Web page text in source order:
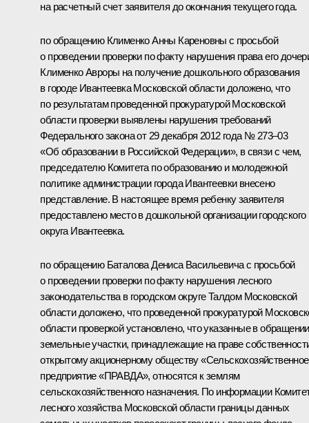
на расчетный счет заявителя до окончания текущего года.
по обращению Клименко Анны Кареновны с просьбой
о проведении проверки по факту нарушения права его
Клименко Авроры на получение дошкольного образования
в городе Ивантеевка Московской области доложено, что
по результатам проведенной прокуратурой Московской
области проверки выявлены нарушения требований
Федерального закона от 29 декабря 2012 года № 273–03
«Об образовании в Российской Федерации», в связи с чем,
председателю Комитета по образованию и молодежной
политике администрации города Ивантеевки внесено
представление. В настоящее время ребенку заявителя
предоставлено место в дошкольной организации городского
округа Ивантеевка.
по обращению Баталова Дениса Васильевича с просьбой
о проведении проверки по факту нарушения лесного
законодательства в городском округе Талдом Московской
области доложено, что проведенной прокуратурой
области проверкой установлено, что указанные в обращении
земельные участки, принадлежащие на праве
открытому акционерному обществу «Сельскохозяйственное
предприятие «ПРАВДА», относятся к землям
сельскохозяйственного назначения. По информации
лесного хозяйства Московской области границы данных